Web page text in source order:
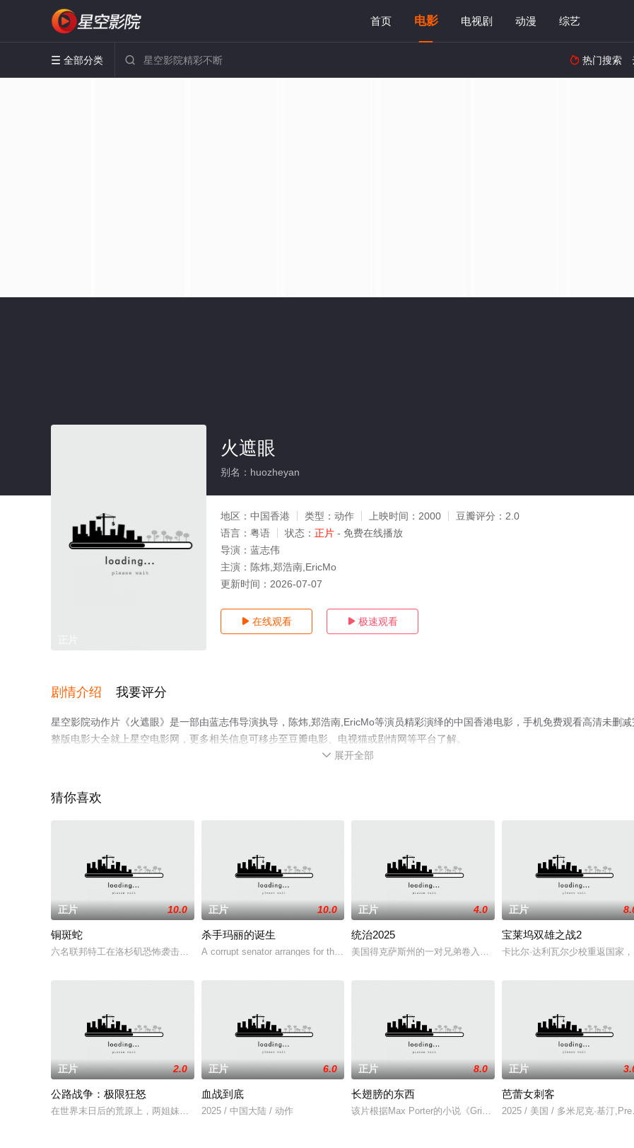
首页 电影 电视剧 动漫 综艺
 全部分类   热门搜索
火遮眼
别名：huozheyan
地区： 中国香港 类型： 动作 上映时间： 2000 豆瓣评分： 2.0
语言： 粤语 状态： 正片 - 免费在线播放
导演： 蓝志伟
主演： 陈炜,郑浩南,EricMo
更新时间： 2026-07-07
 在线观看  极速观看
剧情介绍 我要评分
星空影院动作片《火遮眼》是一部由蓝志伟导演执导，陈炜,郑浩南,EricMo等演员精彩演绎的中国香港电影，手机免费观看高清未删减
整版电影大全就上星空电影网，更多相关信息可移步至豆瓣电影、电视猫或剧情网等平台了解。
 展开全部
猜你喜欢
正片 10.0
铜斑蛇
六名联邦特工在洛杉矶恐怖袭击后隐藏起来，但随着他们意识到袭击者可能就在他们之中，开始对彼此产生怀疑。
正片 10.0
杀手玛丽的诞生
A corrupt senator arranges for the murder of his biggest liability, his errat
正片 4.0
统治2025
美国得克萨斯州的一对兄弟卷入犯罪事件，遭到警方和俄罗斯黑帮的追
正片
宝莱坞双雄之战2
卡比尔·达利瓦尔少校重返国家
正片 2.0
公路战争：极限狂怒
在世界末日后的荒原上，两姐妹离开堡垒去救受伤的母亲。她们只带着一辆肌肉车和有限的弹药，与无情的袭击者赛跑，从遥远的前哨基地夺取
正片 6.0
血战到底
2025 / 中国大陆 / 动作
正片 8.0
长翅膀的东西
该片根据Max Porter的小说《Grief is the Thing With Feathers》改编
正片
芭蕾女刺客
2025 / 美国 / 多米尼克·基汀